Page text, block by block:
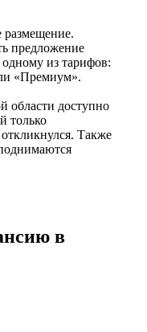
размещение.
предложение
одному из тарифов:
«Премиум».
области доступно
только
Также
в